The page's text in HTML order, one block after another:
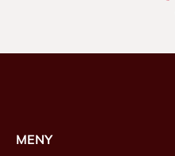
MENY